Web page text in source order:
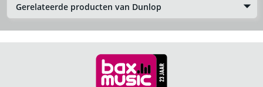
Gerelateerde producten van Dunlop